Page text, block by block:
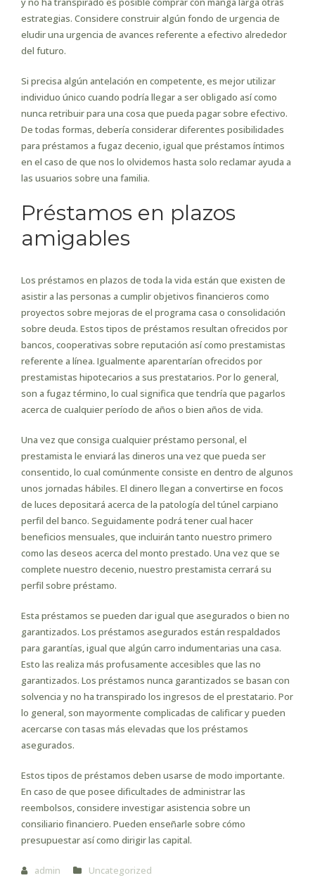
estrategias. Considere construir algún fondo de urgencia de
eludir una urgencia de avances referente a efectivo alrededor
del futuro.
Si precisa algún antelación en competente, es mejor utilizar
individuo único cuando podrí­a llegar a ser obligado así­ como
nunca retribuir para una cosa que pueda pagar sobre efectivo.
De todas formas, debería considerar diferentes posibilidades
para préstamos a fugaz decenio, igual que préstamos íntimos
en el caso de que nos lo olvidemos hasta solo reclamar ayuda a
las usuarios sobre una familia.
Préstamos en plazos
amigables
Los préstamos en plazos de toda la vida están que existen de
asistir a las personas a cumplir objetivos financieros como
proyectos sobre mejoras de el programa casa o consolidación
sobre deuda. Estos tipos de préstamos resultan ofrecidos por
bancos, cooperativas sobre reputación así­ como prestamistas
referente a línea. Igualmente aparentarían ofrecidos por
prestamistas hipotecarios a sus prestatarios. Por lo general,
son a fugaz término, lo cual significa que tendría que pagarlos
acerca de cualquier período de años o bien años de vida.
Una vez que consiga cualquier préstamo personal, el
prestamista le enviará las dineros una vez que pueda ser
consentido, lo cual comúnmente consiste en dentro de algunos
unos jornadas hábiles. El dinero llegan a convertirse en focos
de luces depositará acerca de la patologí­a del túnel carpiano
perfil del banco. Seguidamente podrá tener cual hacer
beneficios mensuales, que incluirán tanto nuestro primero
como las deseos acerca del monto prestado. Una vez que se
complete nuestro decenio, nuestro prestamista cerrará su
perfil sobre préstamo.
Esta préstamos se pueden dar igual que asegurados o bien no
garantizados. Los préstamos asegurados están respaldados
para garantías, igual que algún carro indumentarias una casa.
Esto las realiza más profusamente accesibles que las no
garantizados. Los préstamos nunca garantizados se basan con
solvencia y no ha transpirado los ingresos de el prestatario. Por
lo general, son mayormente complicadas de calificar y pueden
acercarse con tasas más elevadas que los préstamos
asegurados.
Estos tipos de préstamos deben usarse de modo importante.
En caso de que posee dificultades de administrar las
reembolsos, considere investigar asistencia sobre un
consiliario financiero. Pueden enseñarle sobre cómo
presupuestar así­ como dirigir las capital.
admin Uncategorized